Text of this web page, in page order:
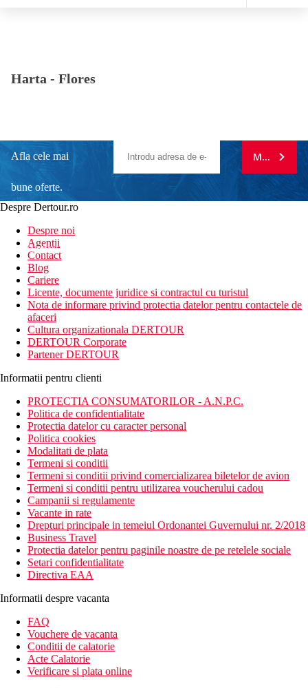
Harta - Flores
Afla cele mai
bune oferte.
newsletter!
MA
Despre Dertour.ro
Despre noi
Agentii
Contact
Blog
Cariere
Licente, documente juridice si contractul cu turistul
Nota de informare privind protectia datelor pentru contactele de
afaceri
Cultura organizationala DERTOUR
DERTOUR Corporate
Partener DERTOUR
Informatii pentru clienti
PROTECTIA CONSUMATORILOR - A.N.P.C.
Politica de confidentialitate
Protectia datelor cu caracter personal
Politica cookies
Modalitati de plata
Termeni si conditii
Termeni si conditii privind comercializarea biletelor de avion
Termeni si conditii pentru utilizarea voucherului cadou
Campanii si regulamente
Vacante in rate
Drepturi principale in temeiul Ordonantei Guvernului nr. 2/2018
Business Travel
Protectia datelor pentru paginile noastre de pe retelele sociale
Setari confidentialitate
Directiva EAA
Informatii despre vacanta
FAQ
Vouchere de vacanta
Conditii de calatorie
Acte Calatorie
Verificare si plata online